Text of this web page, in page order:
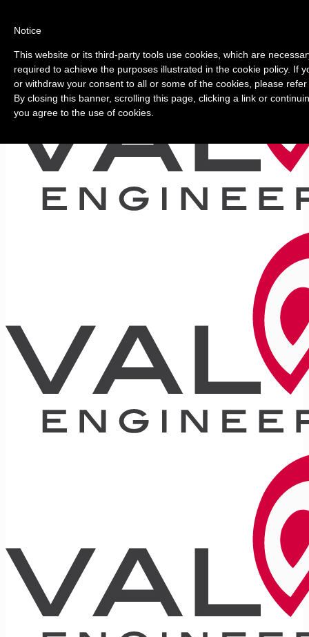
Notice
This website or its third-party tools use cookies, which are
required to achieve the purposes illustrated in the cookie policy. If
or withdraw your consent to all or some of the cookies, please
By closing this banner, scrolling this page, clicking a link or
you agree to the use of cookies.